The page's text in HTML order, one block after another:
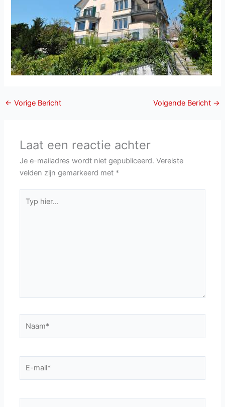
← Vorige Bericht Volgende Bericht →
Laat een reactie achter
Je e-mailadres wordt niet gepubliceerd. Vereiste
velden zijn gemarkeerd met *
hier...